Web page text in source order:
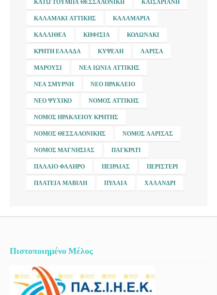
ΚΆΤΩ ΤΟΎΜΠΑ ΘΕΣΣΑΛΟΝΊΚΗ ΚΑΙΣΑΡΙΑΝΉ
ΚΑΛΑΜΆΚΙ ΑΤΤΙΚΉΣ ΚΑΛΑΜΑΡΙΆ
ΚΑΛΛΙΘΈΑ ΚΗΦΙΣΙΆ ΚΟΛΩΝΆΚΙ
ΚΡΉΤΗ ΕΛΛΆΔΑ ΚΥΨΈΛΗ ΛΆΡΙΣΑ
ΜΑΡΟΎΣΙ ΝΈΑ ΙΩΝΊΑ ΑΤΤΙΚΉΣ
ΝΈΑ ΣΜΎΡΝΗ ΝΈΟ ΗΡΆΚΛΕΙΟ
ΝΈΟ ΨΥΧΙΚΌ ΝΟΜΌΣ ΑΤΤΙΚΉΣ
ΝΟΜΌΣ ΗΡΑΚΛΕΊΟΥ ΚΡΉΤΗΣ
ΝΟΜΌΣ ΘΕΣΣΑΛΟΝΊΚΗΣ ΝΟΜΌΣ ΛΆΡΙΣΑΣ
ΝΟΜΌΣ ΜΑΓΝΗΣΊΑΣ ΠΑΓΚΡΆΤΙ
ΠΑΛΑΙΌ ΦΆΛΗΡΟ ΠΕΙΡΑΙΆΣ ΠΕΡΙΣΤΈΡΙ
ΠΛΑΤΕΊΑ ΜΑΒΊΛΗ ΠΥΛΑΊΑ ΧΑΛΆΝΔΡΙ
Πιστοποιημένο Μέλος